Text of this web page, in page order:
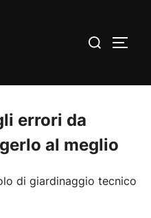
Cerca
errori da
al meglio
di giardinaggio tecnico